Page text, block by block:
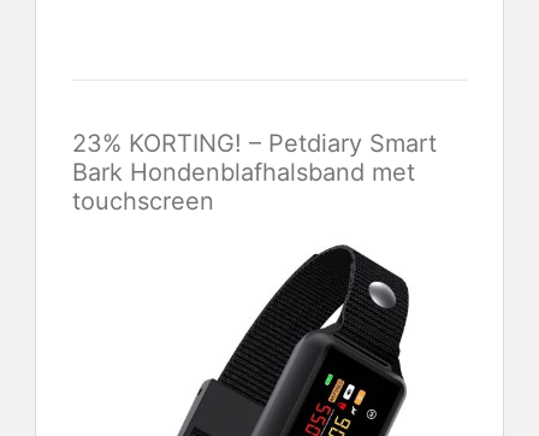
23% KORTING! – Petdiary Smart
Bark Hondenblafhalsband met
touchscreen